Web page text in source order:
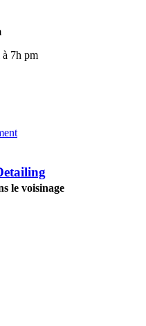
7h pm
le voisinage